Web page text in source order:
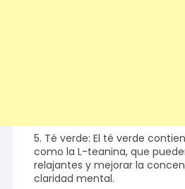
5. Té verde: El té verde
como la L-teanina, que
relajantes y mejorar la
claridad mental.